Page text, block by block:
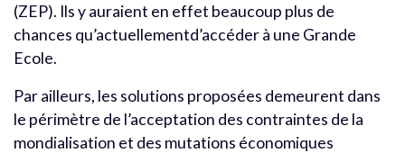
(ZEP). Ils y auraient en effet beaucoup plus de
chances qu’actuellementd’accéder à une Grande
Ecole.
Par ailleurs, les solutions proposées demeurent dans
le périmètre de l’acceptation des contraintes de la
mondialisation et des mutations économiques